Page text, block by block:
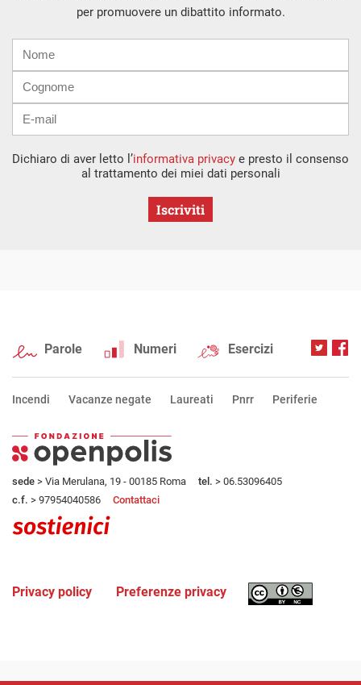
per promuovere un dibattito informato.
mail
Dichiaro di aver letto l’informativa privacy e presto il consenso
al trattamento dei miei dati personali
Iscriviti
Parole Numeri Esercizi
Incendi Vacanze negate Laureati Pnrr Periferie
sede > Via Merulana, 19 - 00185 Roma tel. > 06.53096405
c.f. > 97954040586 Contattaci
Privacy policy Preferenze privacy